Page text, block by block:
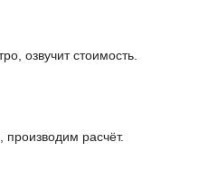
озвучит стоимость.
расчёт.